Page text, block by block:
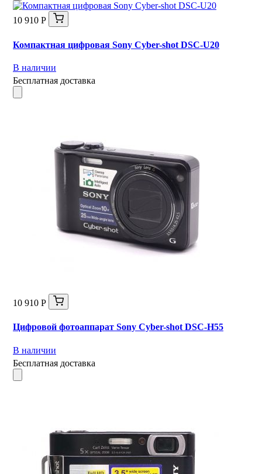
10 910 Р
Компактная цифровая Sony Cyber-shot DSC-U20
В наличии
Бесплатная доставка
10 910 Р
Цифровой фотоаппарат Sony Cyber-shot DSC-H55
В наличии
Бесплатная доставка